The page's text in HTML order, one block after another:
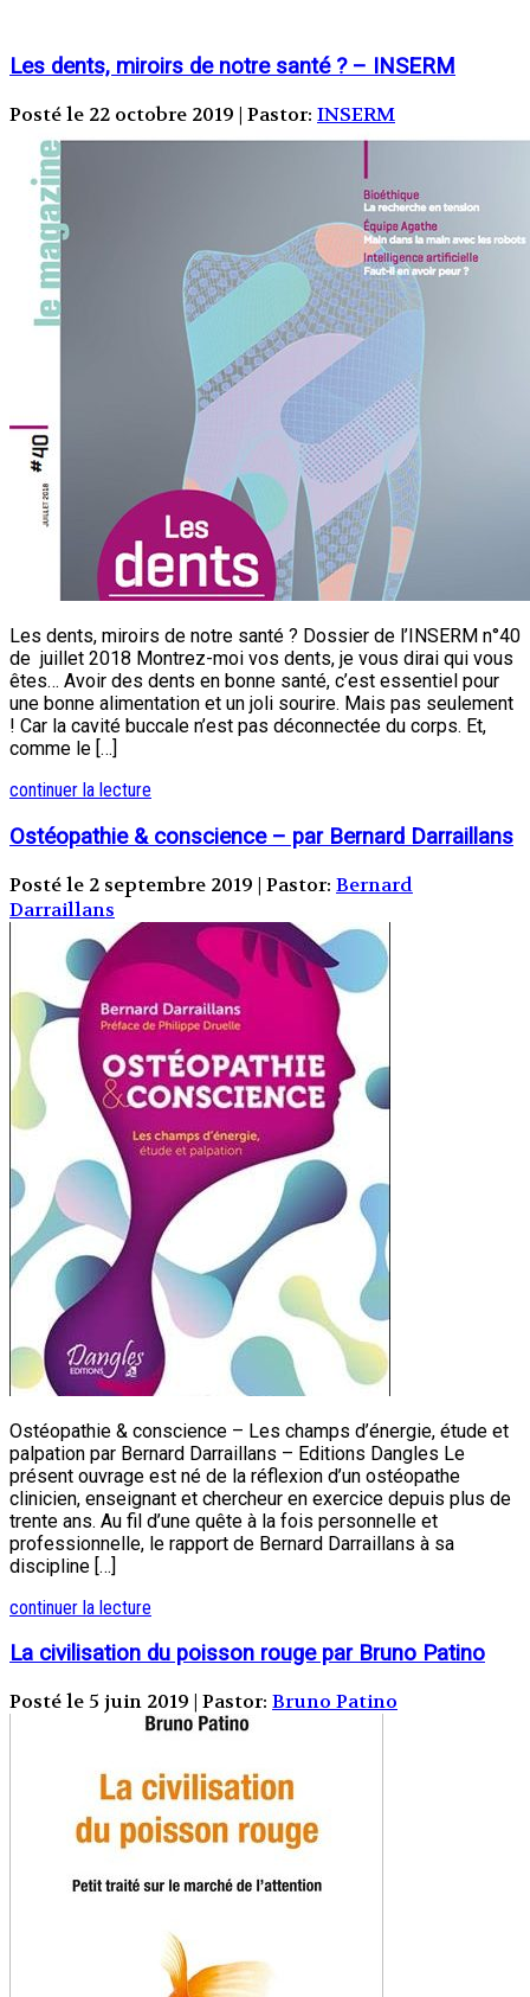
Les dents, miroirs de notre santé ? – INSERM
Posté le 22 octobre 2019 | Pastor: INSERM
Les dents, miroirs de notre santé ? Dossier de l’INSERM n°40
de juillet 2018 Montrez-moi vos dents, je vous dirai qui vous
êtes… Avoir des dents en bonne santé, c’est essentiel pour
une bonne alimentation et un joli sourire. Mais pas seulement
! Car la cavité buccale n’est pas déconnectée du corps. Et,
comme le […]
continuer la lecture
Ostéopathie & conscience – par Bernard Darraillans
Posté le 2 septembre 2019 | Pastor: Bernard
Darraillans
Ostéopathie & conscience – Les champs d’énergie, étude et
palpation par Bernard Darraillans – Editions Dangles Le
présent ouvrage est né de la réflexion d’un ostéopathe
clinicien, enseignant et chercheur en exercice depuis plus de
trente ans. Au fil d’une quête à la fois personnelle et
professionnelle, le rapport de Bernard Darraillans à sa
discipline […]
continuer la lecture
La civilisation du poisson rouge par Bruno Patino
Posté le 5 juin 2019 | Pastor: Bruno Patino